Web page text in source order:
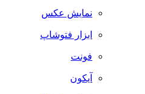
نمایش عکس
ابزار فتوشاپ
فونت
آیکون